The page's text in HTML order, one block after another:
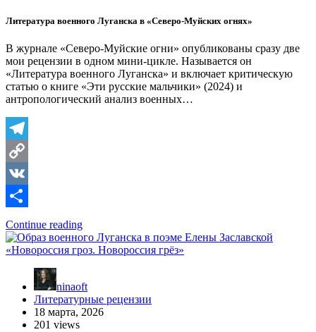
Литература военного Луганска в «Северо-Муйских огнях»
В журнале «Северо-Муйские огни» опубликованы сразу две
мои рецензии в одном мини-цикле. Называется он
«Литература военного Луганска» и включает критическую
статью о книге «Эти русские мальчики» (2024) и
антропологический анализ военных…
Telegram
Copy
Link
VK
Отправить
Continue reading
ninaoft
Литературные рецензии
18 марта, 2026
201 views